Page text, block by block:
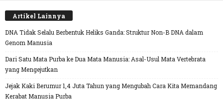
Artikel Lainnya
DNA Tidak Selalu Berbentuk Heliks Ganda: Struktur Non-B DNA dalam
Genom Manusia
Dari Satu Mata Purba ke Dua Mata Manusia: Asal-Usul Mata Vertebrata
yang Mengejutkan
Jejak Kaki Berumur 1,4 Juta Tahun yang Mengubah Cara Kita Memandang
Kerabat Manusia Purba